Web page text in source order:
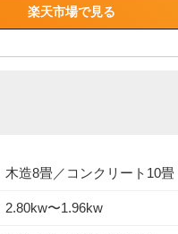
楽天市場で見る
木造8畳／コンクリート10畳
2.80kw〜1.96kw